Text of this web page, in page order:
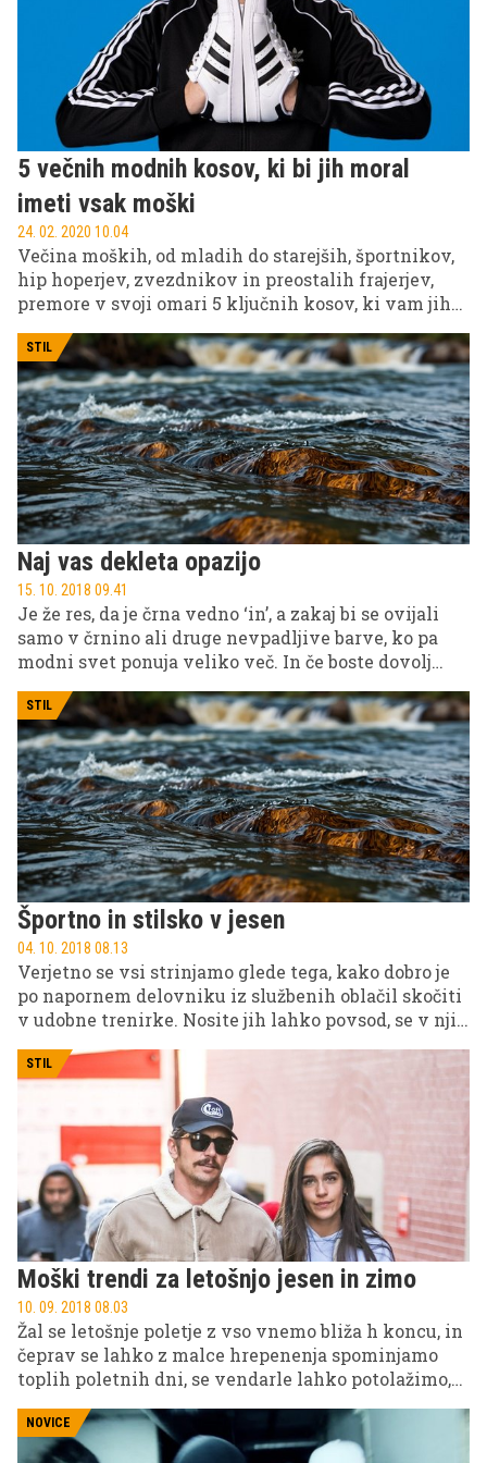
preberete v nadaljevanju.
5 večnih modnih kosov, ki bi jih moral
imeti vsak moški
24. 02. 2020 10.04
Večina moških, od mladih do starejših, športnikov,
hip hoperjev, zvezdnikov in preostalih frajerjev,
premore v svoji omari 5 ključnih kosov, ki vam jih
imate tudi sami.
STIL
Naj vas dekleta opazijo
15. 10. 2018 09.41
Je že res, da je črna vedno ‘in’, a zakaj bi se ovijali
samo v črnino ali druge nevpadljive barve, ko pa
modni svet ponuja veliko več. In če boste dovolj
pogumni za drznejše kombinacije, se bodo dekleta
zagotovo ozirala za vami.
STIL
Športno in stilsko v jesen
04. 10. 2018 08.13
Verjetno se vsi strinjamo glede tega, kako dobro je
po napornem delovniku iz službenih oblačil skočiti
v udobne trenirke. Nosite jih lahko povsod, se v njih
rekreirate, tečete za svojimi otroki ali preprosto
posedate na kavču.
STIL
Moški trendi za letošnjo jesen in zimo
10. 09. 2018 08.03
Žal se letošnje poletje z vso vnemo bliža h koncu, in
čeprav se lahko z malce hrepenenja spominjamo
toplih poletnih dni, se vendarle lahko potolažimo,
trenutkov.
NOVICE